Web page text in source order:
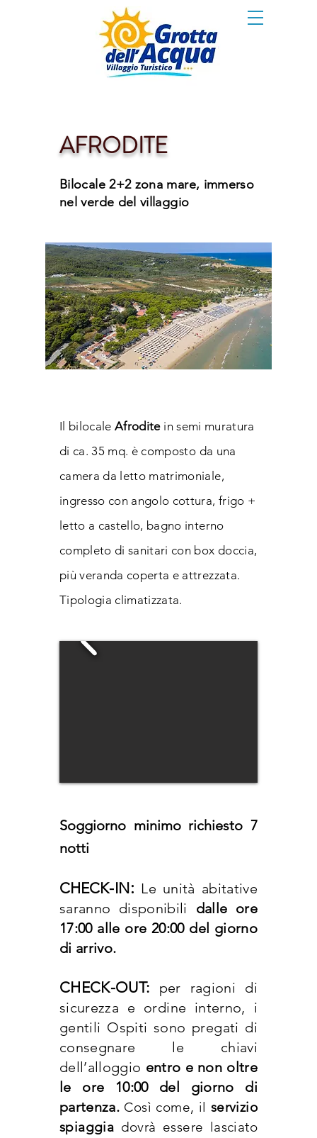
AFRODITE
Bilocale 2+2 zona mare, immerso
nel verde del villaggio
Il bilocale Afrodite in semi muratura
di ca. 35 mq. è composto da una
camera da letto matrimoniale,
ingresso con angolo cottura, frigo +
letto a castello, bagno interno
completo di sanitari con box doccia,
più veranda coperta e attrezzata.
Tipologia climatizzata.
Soggiorno minimo richiesto 7
notti
CHECK-IN: Le unità abitative
saranno disponibili dalle ore
17:00 alle ore 20:00 del giorno
di arrivo.
CHECK-OUT: per ragioni di
sicurezza e ordine interno, i
gentili Ospiti sono pregati di
consegnare le chiavi
dell’alloggio entro e non oltre
le ore 10:00 del giorno di
partenza. Così come, il servizio
spiaggia dovrà essere lasciato